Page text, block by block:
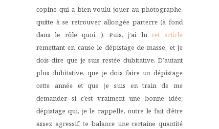
copine qui a bien voulu jouer au photographe,
quitte à se retrouver allongée parterre (à fond
dans le rôle quoi…). Puis, j’ai lu cet article
remettant en cause le dépistage de masse, et je
dois dire que je suis restée dubitative. D’autant
plus dubitative, que je dois faire un dépistage
cette année et que je suis en train de me
demander si c’est vraiment une bonne idée;
dépistage qui, je le rappelle, outre le fait d’être
assez agressif, te balance une certaine quantité